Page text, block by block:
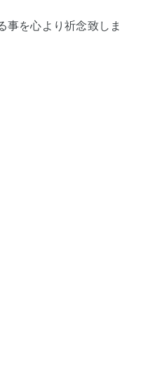
事を心より祈念致しま